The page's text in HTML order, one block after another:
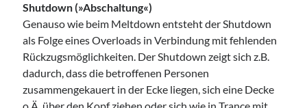
Shutdown (»Abschaltung«)
Genauso wie beim Meltdown entsteht der Shutdown
als Folge eines Overloads in Verbindung mit fehlenden
Rückzugsmöglichkeiten. Der Shutdown zeigt sich z.B.
dadurch, dass die betroffenen Personen
zusammengekauert in der Ecke liegen, sich eine Decke